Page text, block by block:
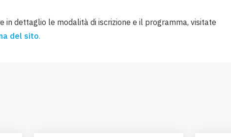
in dettaglio le modalità di iscrizione e il programma, visitate
del sito.